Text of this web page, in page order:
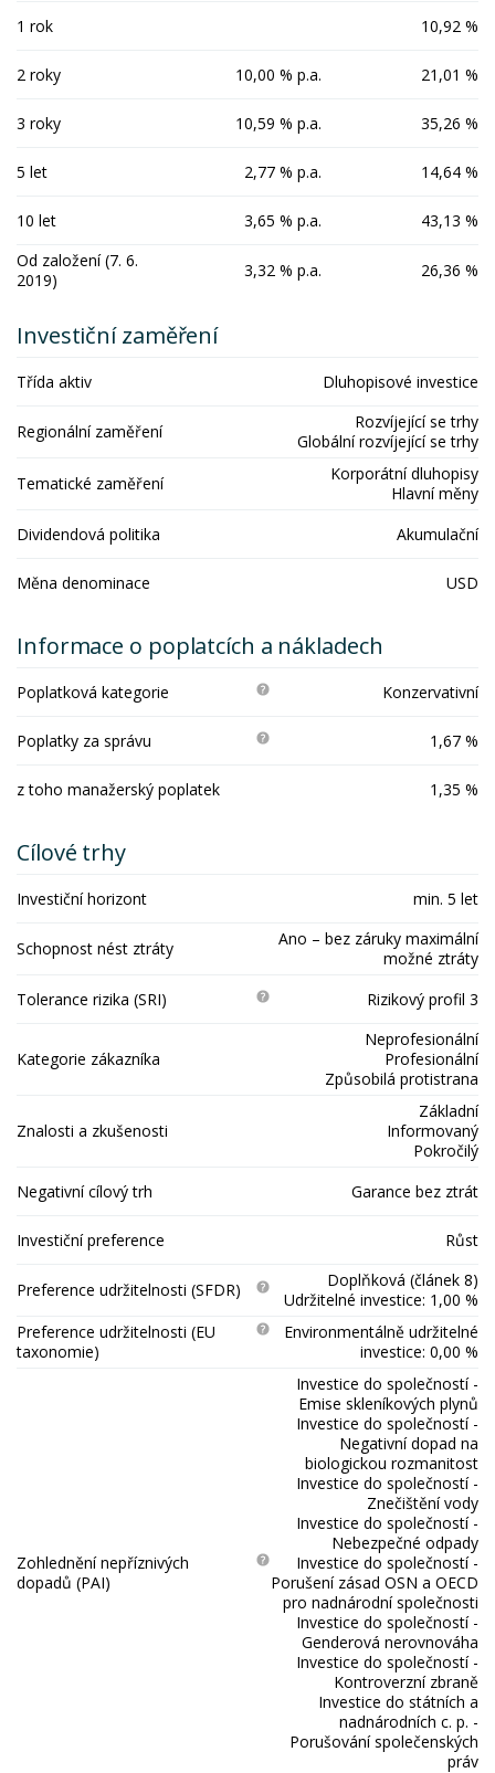
1 rok 10,92 %
2 roky 10,00 % p.a. 21,01 %
3 roky 10,59 % p.a. 35,26 %
5 let 2,77 % p.a. 14,64 %
10 let 3,65 % p.a.
43,13 %
Od založení (7. 6.
2019)
3,32 % p.a. 26,36 %
Investiční zaměření
Třída aktiv Dluhopisové investice
Regionální zaměření
Rozvíjející se trhy
Globální rozvíjející se trhy
Tematické zaměření
Korporátní dluhopisy
Hlavní měny
Dividendová politika
Akumulační
Měna denominace USD
Informace o poplatcích a nákladech
Poplatková kategorie Konzervativní
Poplatky za správu 1,67 %
z toho manažerský poplatek 1,35 %
Cílové trhy
Investiční horizont min. 5 let
Schopnost nést ztráty
Ano – bez záruky maximální
možné ztráty
Tolerance rizika (SRI)
Rizikový profil 3
Kategorie zákazníka
Neprofesionální
Profesionální
Způsobilá protistrana
Znalosti a zkušenosti
Základní
Informovaný
Pokročilý
Negativní cílový trh
Garance bez ztrát
Investiční preference Růst
Preference udržitelnosti (SFDR)
Doplňková (článek 8)
Udržitelné investice: 1,00 %
Preference udržitelnosti (EU
taxonomie)
Environmentálně udržitelné
investice: 0,00 %
Zohlednění nepříznivých
dopadů (PAI)
Investice do společností -
Emise skleníkových plynů
Investice do společností -
Negativní dopad na
biologickou rozmanitost
Investice do společností -
Znečištění vody
Investice do společností -
Nebezpečné odpady
Investice do společností -
Porušení zásad OSN a OECD
pro nadnárodní společnosti
Investice do společností -
Genderová nerovnováha
Investice do společností -
Kontroverzní zbraně
Investice do státních a
nadnárodních c. p. -
Porušování společenských
práv